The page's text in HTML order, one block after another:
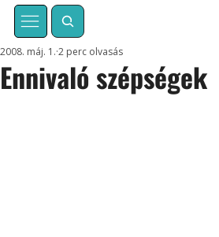
Ennivaló szépségek
2008. máj. 1. 2 perc olvasás